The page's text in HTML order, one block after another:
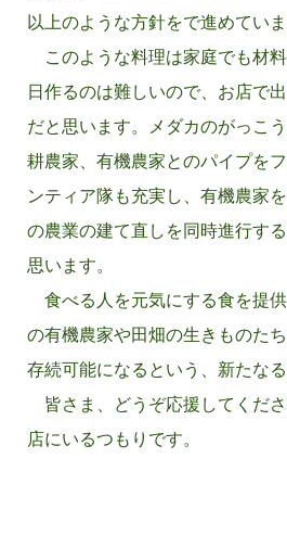
以上のような方針をで進めていま
このような料理は家庭でも材
日作るのは難しいので、お店で
だと思います。メダカのがっこ
耕農家、有機農家とのパイプを
ンティア隊も充実し、有機農家
の農業の建て直しを同時進行す
思います。
食べる人を元気にする食を提
の有機農家や田畑の生きものた
存続可能になるという、新たな
皆さま、どうぞ応援してくだ
店にいるつもりです。